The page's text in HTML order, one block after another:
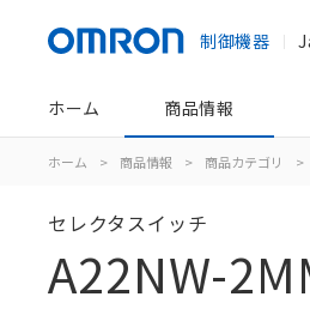
制御機器
ホーム 商品情報
ホーム > 商品情報 > 商品カテゴリ >
セレクタスイッチ
A22NW-